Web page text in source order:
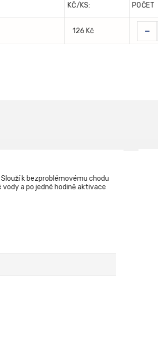
KČ/KS: POČET
126 Kč -
k bezproblémovému chodu
vody a po jedné hodině aktivace